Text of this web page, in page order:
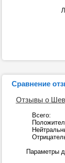
Сравнение
Отзывы о
Всего:
Параметры